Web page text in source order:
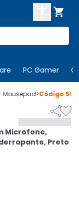

PC Gamer
Mousepad>Código

Microfone,
Preto